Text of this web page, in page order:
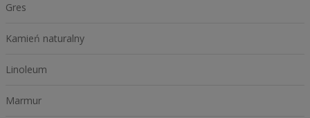
Gres
Kamień naturalny
Linoleum
Marmur